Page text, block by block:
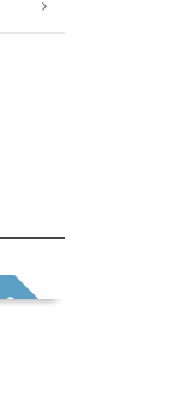
GRATIS